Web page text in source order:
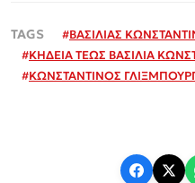
#ΒΑΣΙΛΙΑΣ
#ΚΗΔΕΙΑ ΤΕΩΣ ΒΑΣΙΛΙΑ
#ΚΩΝΣΤΑΝΤΙΝΟΣ